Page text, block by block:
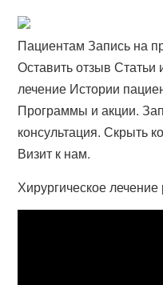
Пациентам Запись на
Оставить отзыв
лечение Истории
Программы и акции.
консультация. Скрыть
Визит к нам.
Хирургическое